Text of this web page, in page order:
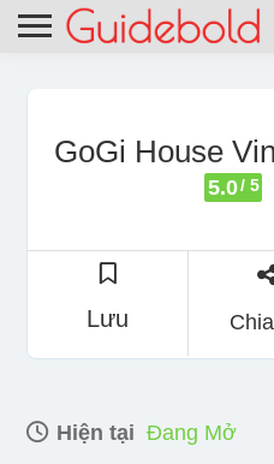
GoGi House
5.0/ 5
Lưu
Hiện tại Đang Mở